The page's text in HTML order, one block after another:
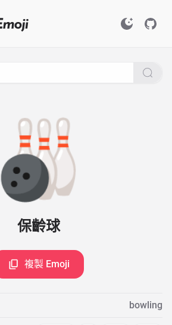
🎳
保齡球
複製 Emoji
bowling